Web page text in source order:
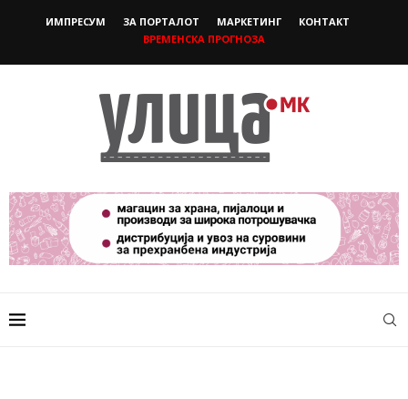
ИМПРЕСУМ ЗА ПОРТАЛОТ МАРКЕТИНГ
КОНТАКТ
ВРЕМЕНСКА ПРОГНОЗА